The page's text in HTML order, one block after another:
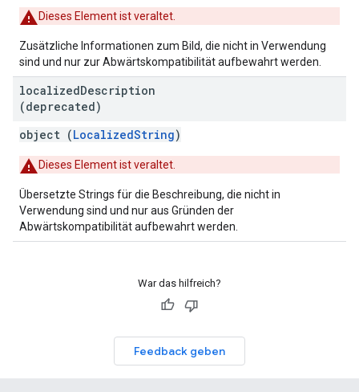
Dieses Element ist veraltet.
Zusätzliche Informationen zum Bild, die nicht in Verwendung
sind und nur zur Abwärtskompatibilität aufbewahrt werden.
localizedDescription
(deprecated)
object (LocalizedString)
Dieses Element ist veraltet.
Übersetzte Strings für die Beschreibung, die nicht in
Verwendung sind und nur aus Gründen der
Abwärtskompatibilität aufbewahrt werden.
War das hilfreich?
Feedback geben